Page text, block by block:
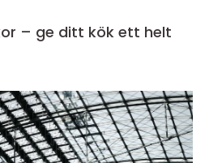
– ge ditt kök ett helt